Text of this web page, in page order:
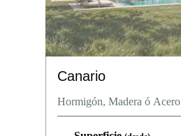
Canario
Hormigón, Madera ó Acero